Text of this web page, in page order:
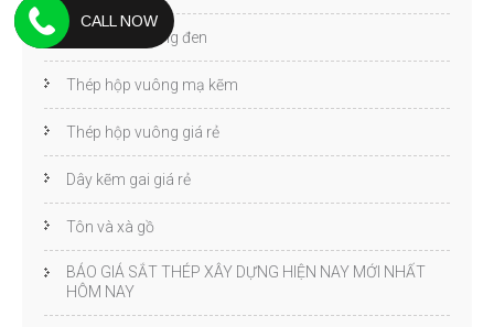
Thép hộp vuông đen
Thép hộp vuông mạ kẽm
Thép hộp vuông giá rẻ
Dây kẽm gai giá rẻ
Tôn và xà gồ
BÁO GIÁ SẮT THÉP XÂY DỰNG HIỆN NAY MỚI NHẤT
HÔM NAY
CALL NOW